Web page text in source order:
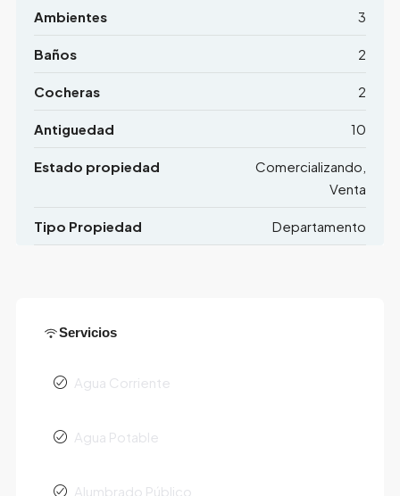
Ambientes 3
Baños 2
Cocheras 2
Antiguedad 10
Estado propiedad
Comercializando,
Venta
Tipo Propiedad Departamento
Servicios
Agua Corriente
Agua Potable
Alumbrado Público